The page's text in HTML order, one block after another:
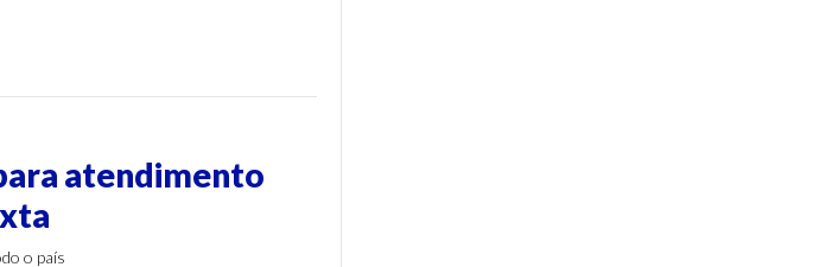
atendimento
o país